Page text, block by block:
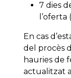
7 dies
l’oferta
En cas
del procès
hauries de
actualitzat